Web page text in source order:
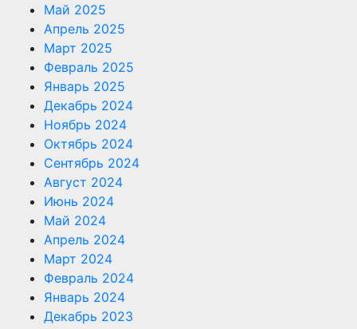
Май 2025
Апрель 2025
Март 2025
Февраль 2025
Январь 2025
Декабрь 2024
Ноябрь 2024
Октябрь 2024
Сентябрь 2024
Август 2024
Июнь 2024
Май 2024
Апрель 2024
Март 2024
Февраль 2024
Январь 2024
Декабрь 2023